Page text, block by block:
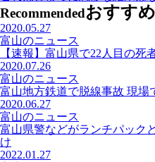
Recommendedおすす
2020.05.27
富山のニュース
【速報】富山県で22人目の死
2020.07.26
富山のニュース
富山地方鉄道で脱線事故 現場
2020.06.27
富山のニュース
富山県警などがランチパック
け
2022.01.27